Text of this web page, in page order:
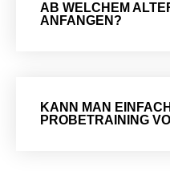
AB WELCHEM
ANFANGEN?
KANN MAN
PROBETRAINING